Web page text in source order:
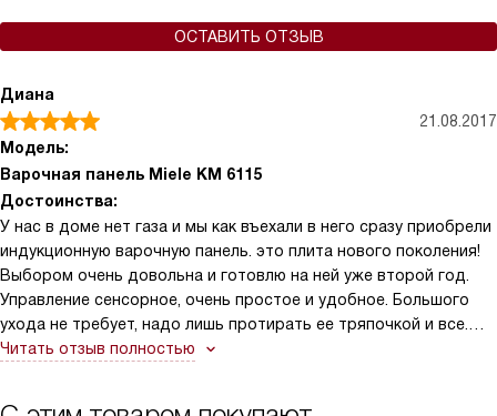
ОСТАВИТЬ ОТЗЫВ
Диана
21.08.2017
Модель:
Варочная панель Miele KM 6115
Достоинства:
У нас в доме нет газа и мы как въехали в него сразу приобрели
индукционную варочную панель. это плита нового поколения!
Выбором очень довольна и готовлю на ней уже второй год.
Управление сенсорное, очень простое и удобное. Большого
ухода не требует, надо лишь протирать ее тряпочкой и все.
Очень безопасна, нагревается только дно посуды, а сама
Читать отзыв полностью